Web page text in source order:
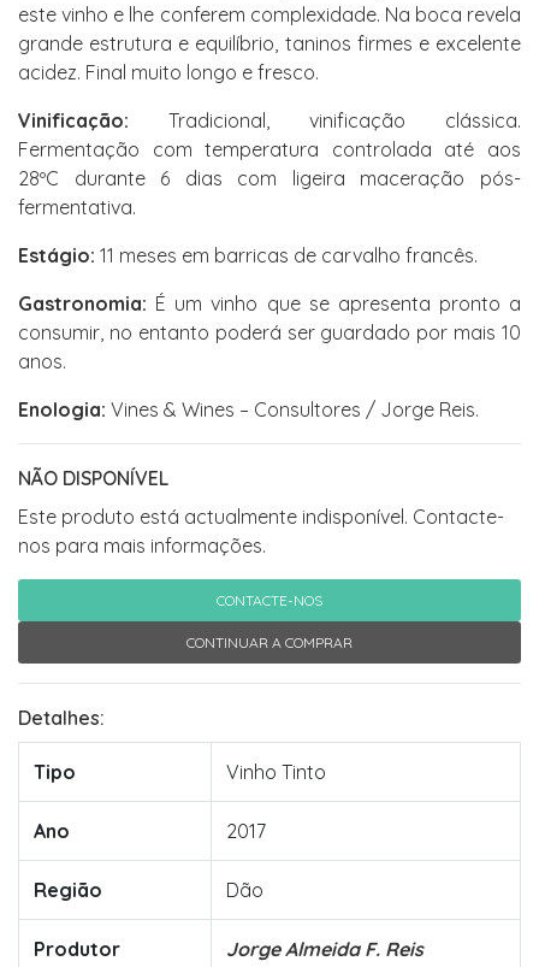
este vinho e lhe conferem complexidade. Na boca revela
grande estrutura e equilíbrio, taninos firmes e excelente
acidez. Final muito longo e fresco.
Vinificação: Tradicional, vinificação clássica.
Fermentação com temperatura controlada até aos
28ºC durante 6 dias com ligeira maceração pós-
fermentativa.
Estágio: 11 meses em barricas de carvalho francês.
Gastronomia: É um vinho que se apresenta pronto a
consumir, no entanto poderá ser guardado por mais 10
anos.
Enologia: Vines & Wines – Consultores / Jorge Reis.
NÃO DISPONÍVEL
Este produto está actualmente indisponível. Contacte-
nos para mais informações.
CONTACTE-NOS
CONTINUAR A COMPRAR
Detalhes:
Tipo Vinho Tinto
Ano 2017
Região Dão
Produtor Jorge Almeida F. Reis